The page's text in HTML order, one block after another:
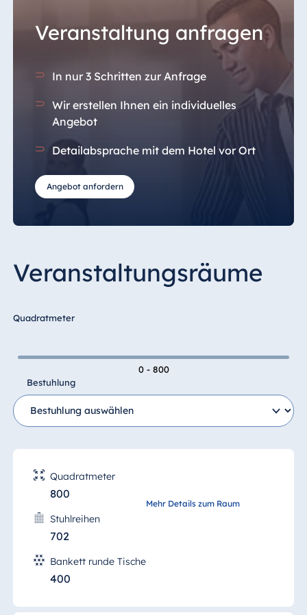
Veranstaltung anfragen
In nur 3 Schritten zur Anfrage
Wir erstellen Ihnen ein individuelles
Angebot
Detailabsprache mit dem Hotel vor Ort
Angebot anfordern
Veranstaltungsräume
Quadratmeter
0 - 800
Bestuhlung
Mehr Details zum Raum
Olivensaal (Sala degli ulivi)
mehr Details
Quadratmeter
800
Stuhlreihen
702
Bankett runde Tische
400
Jasminsaal (Sala del
gelsomino)
mehr Details